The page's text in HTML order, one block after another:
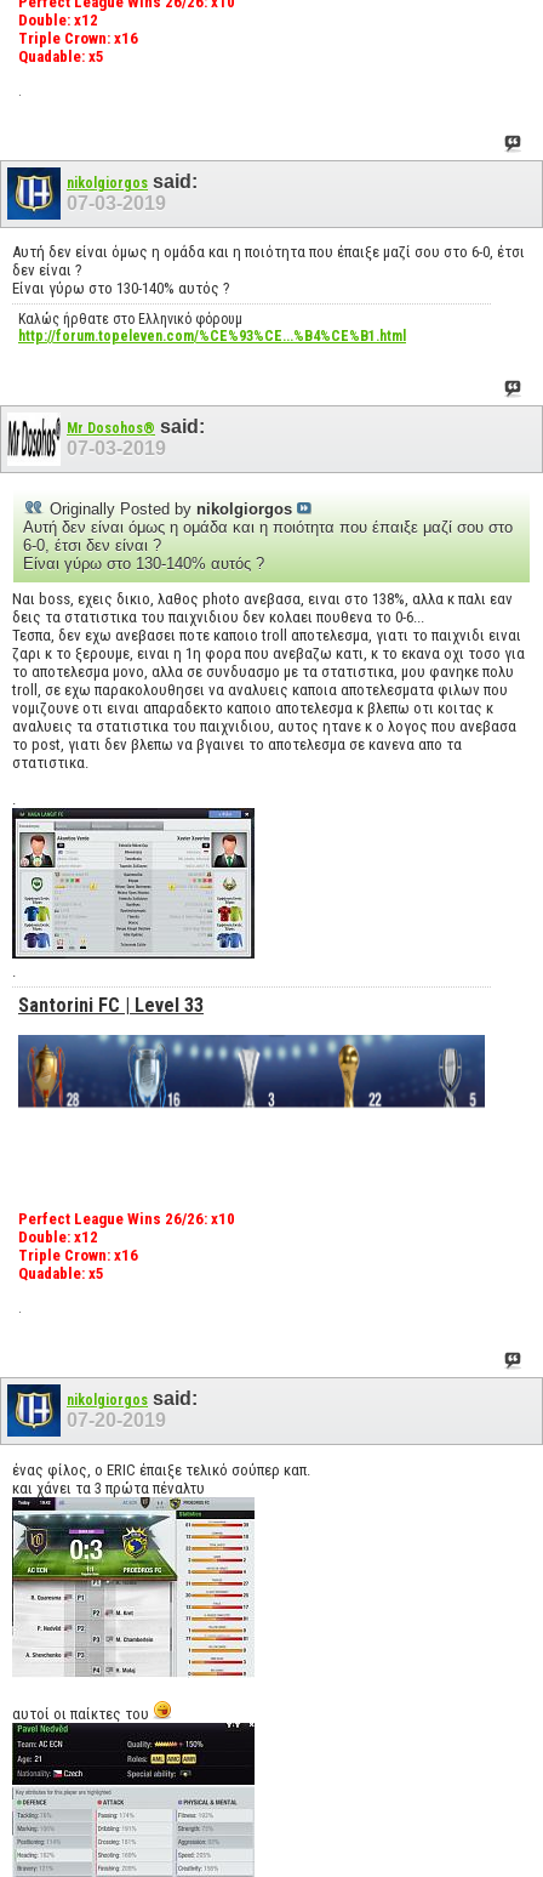
Double: x12
Triple Crown: x16
Quadable: x5
.
nikolgiorgos said:
07-03-2019
Αυτή δεν είναι όμως η ομάδα και η ποιότητα που έπαιξε μαζί σου στο 6-0, έτσι
δεν είναι ?
Είναι γύρω στο 130-140% αυτός ?
Καλώς ήρθατε στο Ελληνικό φόρουμ
http://forum.topeleven.com/%CE%93%CE...%B4%CE%B1.html
Mr Dosohos® said:
07-03-2019
Originally Posted by nikolgiorgos
Αυτή δεν είναι όμως η ομάδα και η ποιότητα που έπαιξε μαζί σου στο
6-0, έτσι δεν είναι ?
Είναι γύρω στο 130-140% αυτός ?
Ναι boss, εχεις δικιο, λαθος photo ανεβασα, ειναι στο 138%, αλλα κ παλι εαν
δεις τα στατιστικα του παιχνιδιου δεν κολαει πουθενα το 0-6...
Τεσπα, δεν εχω ανεβασει ποτε καποιο troll αποτελεσμα, γιατι το παιχνιδι ειναι
ζαρι κ το ξερουμε, ειναι η 1η φορα που ανεβαζω κατι, κ το εκανα οχι τοσο για
το αποτελεσμα μονο, αλλα σε συνδυασμο με τα στατιστικα, μου φανηκε πολυ
troll, σε εχω παρακολουθησει να αναλυεις καποια αποτελεσματα φιλων που
νομιζουνε οτι ειναι απαραδεκτο καποιο αποτελεσμα κ βλεπω οτι κοιτας κ
αναλυεις τα στατιστικα του παιχνιδιου, αυτος ητανε κ ο λογος που ανεβασα
το post, γιατι δεν βλεπω να βγαινει το αποτελεσμα σε κανενα απο τα
στατιστικα.
.
.
Santorini FC | Level 33
Perfect League Wins 26/26: x10
Double: x12
Triple Crown: x16
Quadable: x5
.
nikolgiorgos said:
07-20-2019
ένας φίλος, ο ERIC έπαιξε τελικό σούπερ καπ.
και χάνει τα 3 πρώτα πέναλτυ
αυτοί οι παίκτες του